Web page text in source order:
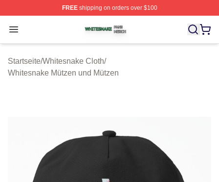
FREEshipping on orders over $100
Open menu
Whitesnake Shop ⚡️ Officially Licensed Whitesnake
Startseite/Whitesnake Cloth/
Whitesnake Mützen und Mützen